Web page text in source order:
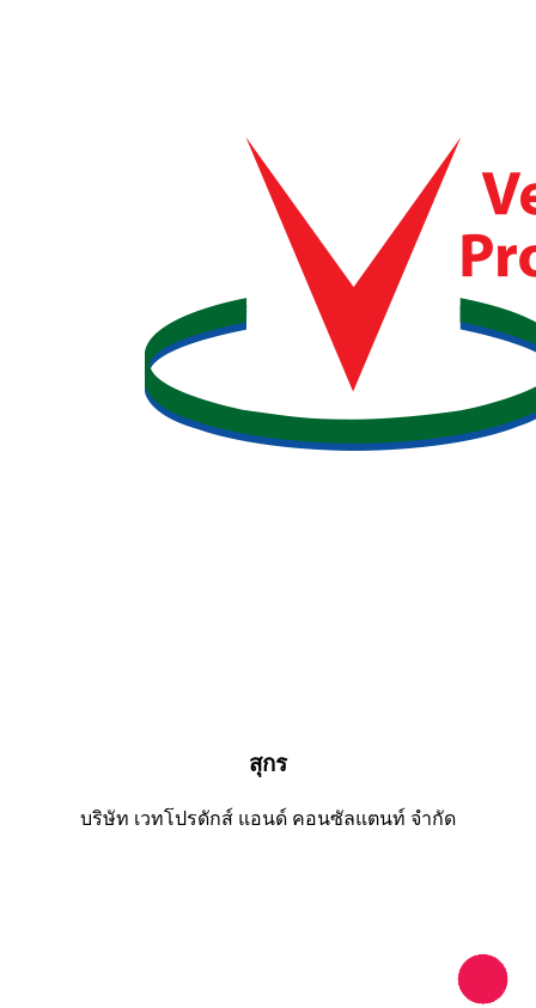
สุกร
บริษัท เวทโปรดักส์ แอนด์ คอนซัลแตนท์ จำกัด